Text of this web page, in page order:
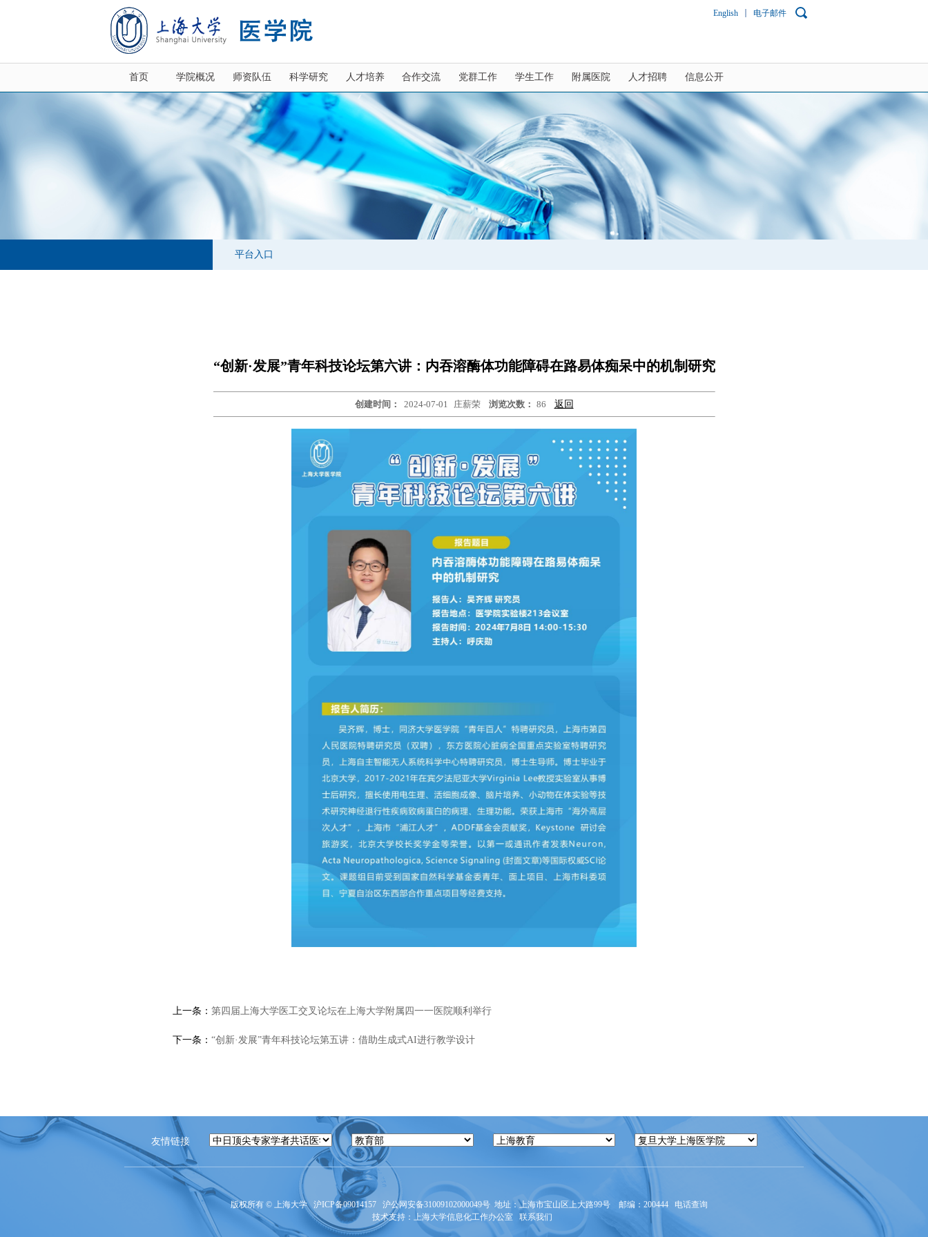
English 电子邮件
首页 学院概况 师资队伍 科学研究 人才培养 合作交流 党群工作 学生工作 附属医院 人才招聘 信息公开
平台入口
“创新·发展”青年科技论坛第六讲：内吞溶酶体功能障碍在路易体痴呆中的机制研究
创建时间： 2024-07-01 庄薪荣 浏览次数： 86 返回
上一条： 第四届上海大学医工交叉论坛在上海大学附属四一一医院顺利举行
下一条： “创新·发展”青年科技论坛第五讲：借助生成式AI进行教学设计
友情链接
版权所有 © 上海大学 沪ICP备09014157 沪公网安备31009102000049号 地址：上海市宝山区上大路99号 邮编：200444 电话查询
技术支持： 上海大学信息化工作办公室 联系我们